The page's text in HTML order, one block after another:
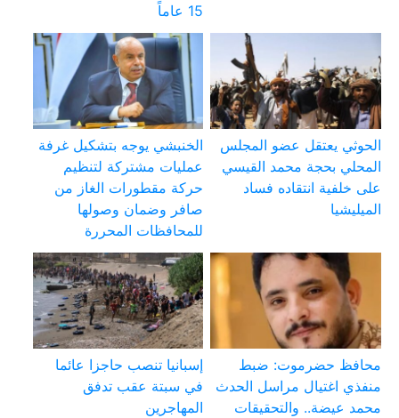
15 عاماً
الحوثي يعتقل عضو المجلس
المحلي بحجة محمد القيسي
على خلفية انتقاده فساد
الميليشيا
الخنبشي يوجه بتشكيل غرفة
عمليات مشتركة لتنظيم
حركة مقطورات الغاز من
صافر وضمان وصولها
للمحافظات المحررة
محافظ حضرموت: ضبط
منفذي اغتيال مراسل الحدث
محمد عيضة.. والتحقيقات
إسبانيا تنصب حاجزا عائما
في سبتة عقب تدفق
المهاجرين